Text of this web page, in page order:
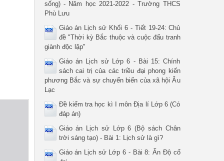
sống) - Năm học 2021-2022 - Trường THCS
Phù Lưu
Giáo án Lịch sử Khối 6 - Tiết 19-24: Chủ
đề "Thời kỳ Bắc thuộc và cuộc đấu tranh
giành độc lập"
Giáo án Lịch sử Lớp 6 - Bài 15: Chính
sách cai trị của các triều đại phong kiến
phương Bắc và sự chuyển biến của xã hội Âu
Lạc
Đề kiểm tra học kì I môn Địa lí Lớp 6 (Có
đáp án)
Giáo án Lịch sử Lớp 6 (Bộ sách Chân
trời sáng tạo) - Bài 1: Lịch sử là gì?
Giáo án Lịch sử Lớp 6 - Bài 8: Ấn Độ cổ